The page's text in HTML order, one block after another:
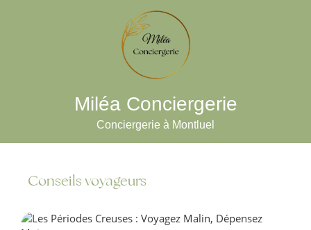
Miléa Conciergerie
Conciergerie à Montluel
Conseils voyageurs